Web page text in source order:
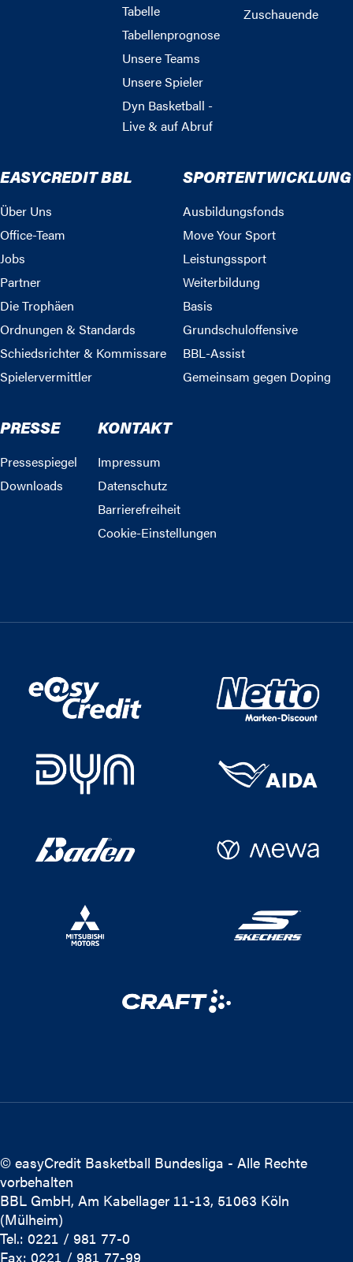
Tabelle
Tabellenprognose
Unsere Teams
Unsere Spieler
Dyn Basketball -
Live & auf Abruf
Zuschauende
EASYCREDIT BBL
Über Uns
Office-Team
Jobs
Partner
Die Trophäen
Ordnungen & Standards
Schiedsrichter & Kommissare
Spielervermittler
SPORTENTWICKLUNG
Ausbildungsfonds
Move Your Sport
Leistungssport
Weiterbildung
Basis
Grundschuloffensive
BBL-Assist
Gemeinsam gegen Doping
PRESSE
Pressespiegel
Downloads
KONTAKT
Impressum
Datenschutz
Barrierefreiheit
Cookie-Einstellungen
© easyCredit Basketball Bundesliga - Alle Rechte
vorbehalten
BBL GmbH, Am Kabellager 11-13, 51063 Köln
(Mülheim)
Tel.: 0221 / 981 77-0
Fax: 0221 / 981 77-99